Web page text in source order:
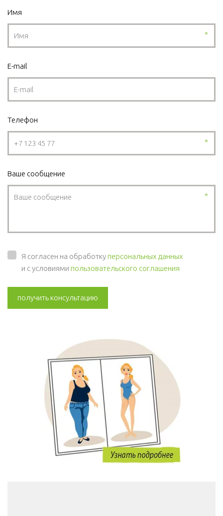
Имя
*
E-mail
Телефон
*
Ваше сообщение
*
Я согласен на обработкуперсональных данных
и с условиями пользовательского соглашения
получить консультацию